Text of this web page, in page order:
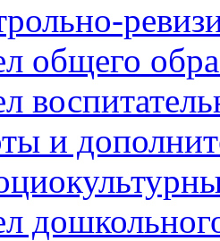
общего
и